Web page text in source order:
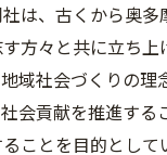
は、古くから奥
方々と共に立ち
域社会づくりの理
会貢献を推進す
ことを目的として